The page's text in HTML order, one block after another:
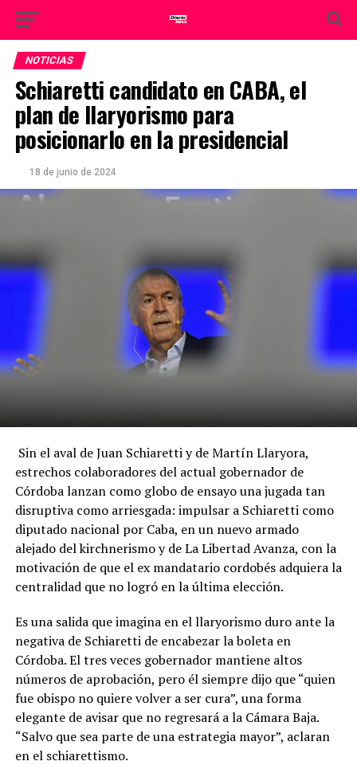
NOTICIAS
Schiaretti candidato en CABA, el
plan de llaryorismo para
posicionarlo en la presidencial
18 de junio de 2024
Sin el aval de Juan Schiaretti y de Martín Llaryora,
estrechos colaboradores del actual gobernador de
Córdoba lanzan como globo de ensayo una jugada tan
disruptiva como arriesgada: impulsar a Schiaretti como
diputado nacional por Caba, en un nuevo armado
alejado del kirchnerismo y de La Libertad Avanza, con la
motivación de que el ex mandatario cordobés adquiera la
centralidad que no logró en la última elección.
Es una salida que imagina en el llaryorismo duro ante la
negativa de Schiaretti de encabezar la boleta en
Córdoba. El tres veces gobernador mantiene altos
números de aprobación, pero él siempre dijo que “quien
fue obispo no quiere volver a ser cura”, una forma
elegante de avisar que no regresará a la Cámara Baja.
“Salvo que sea parte de una estrategia mayor”, aclaran
en el schiarettismo.